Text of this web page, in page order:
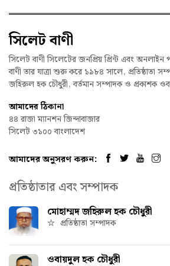
সিলেট বাণী
সিলেট বাণী সিলেটের জনপ্রিয় প্রিন্ট এবং অনলাইন
বাণী তার যাত্রা শুরু করে ১৯৮৪ সালে, প্রতিষ্ঠাতা
জহিরুল হক চৌধুরী, বর্তমান সম্পাদক ও প্রকাশক
আমাদের ঠিকানা
৪৪ রাজা ম্যানশন জিন্দাবাজার
সিলেট ৩১০০ বাংলাদেশ
আমাদের অনুসরণ করুন:
প্রতিষ্ঠাতার এবং সম্পাদক
মোহাম্মদ জহিরুল হক চৌধুরী
প্রতিষ্ঠাতা সম্পাদক
ওবায়দুল হক চৌধুরী